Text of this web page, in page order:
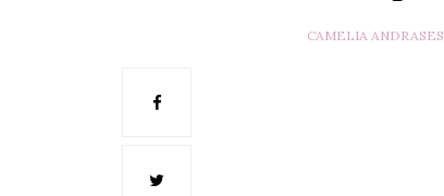
CAMELIA